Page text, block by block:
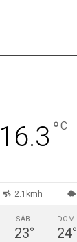
16.3 °C
2.1kmh
SÁB
23°
DOM
24°